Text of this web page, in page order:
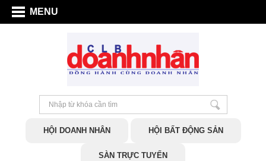
MENU
HỘI DOANH NHÂN HỘI BẤT ĐỘNG SẢN
SÀN TRỰC TUYẾN